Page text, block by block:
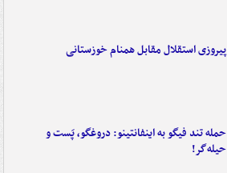
پیروزی استقلال مقابل همنام خوزستانی
حمله تند فیگو به اینفانتینو: دروغگو، پَست‌ و
حیله‌گر!